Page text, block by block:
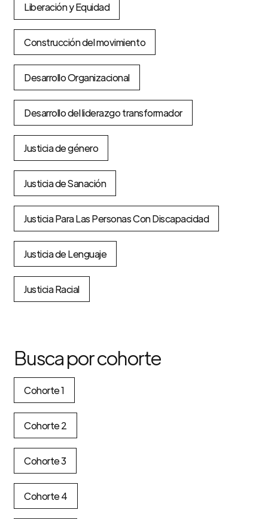
Liberación y Equidad
Construcción del movimiento
Desarrollo Organizacional
Desarrollo del liderazgo transformador
Justicia de género
Justicia de Sanación
Justicia Para Las Personas Con Discapacidad
Justicia de Lenguaje
Justicia Racial
Busca por cohorte
Cohorte 1
Cohorte 2
Cohorte 3
Cohorte 4